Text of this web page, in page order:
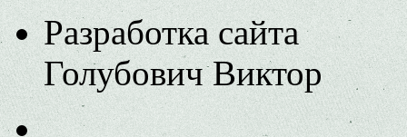
Разработка сайта
Голубович Виктор